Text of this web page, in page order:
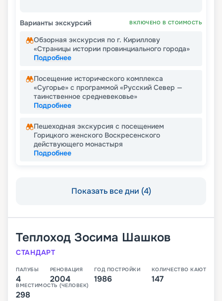
Варианты экскурсий ВКЛЮЧЕНО В СТОИМОСТЬ
Обзорная экскурсия по г. Кириллову
«Страницы истории провинциального города»
Подробнее
Посещение исторического комплекса
«Сугорье» с программой «Русский Север —
таинственное средневековье»
Подробнее
Пешеходная экскурсия с посещением
Горицкого женского Воскресенского
действующего монастыря
Подробнее
Показать все дни (4)
Теплоход Зосима Шашков
СТАНДАРТ
ПАЛУБЫ
4
РЕНОВАЦИЯ
2004
ГОД ПОСТРОЙКИ
1986
КОЛИЧЕСТВО КАЮТ
147
ВМЕСТИМОСТЬ (ЧЕЛОВЕК)
298